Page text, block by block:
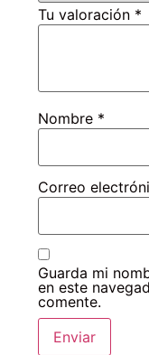
Tu valoración *
Nombre *
Correo
Guarda mi
en este
comente.